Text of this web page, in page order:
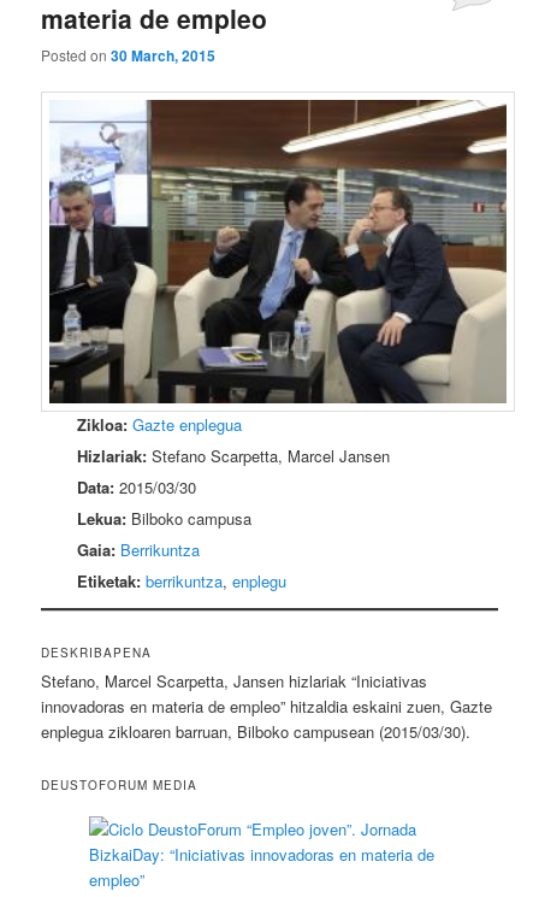
materia de empleo
Posted on30 March, 2015
Zikloa: Gazte enplegua
Hizlariak: Stefano Scarpetta, Marcel Jansen
Data: 2015/03/30
Lekua: Bilboko campusa
Gaia: Berrikuntza
Etiketak: berrikuntza,enplegu
DESKRIBAPENA
Stefano, Marcel Scarpetta, Jansen hizlariak “Iniciativas
innovadoras en materia de empleo” hitzaldia eskaini zuen, Gazte
enplegua zikloaren barruan, Bilboko campusean (2015/03/30).
DEUSTOFORUM MEDIA